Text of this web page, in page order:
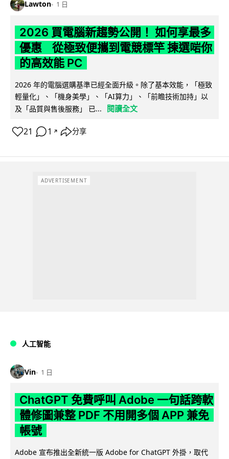
Lawton 1 日
2026 買電腦新趨勢公開！ 如何享最多
優惠 從極致便攜到電競標竿 揀選啱你
的高效能 PC
2026 年的電腦選購基準已經全面升級。除了基本效能，「極致
輕量化」、「機身美學」、「AI算力」、「前瞻技術加持」以
及「品質與售後服務」 已...
閱讀全文
21 1 ↗ 分享
ADVERTISEMENT
人工智能
Vin 1 日
ChatGPT 免費呼叫 Adobe 一句話跨軟
體修圖兼整 PDF 不用開多個 APP 兼免
帳號
Adobe 宣布推出全新統一版 Adobe for ChatGPT 外掛，取代